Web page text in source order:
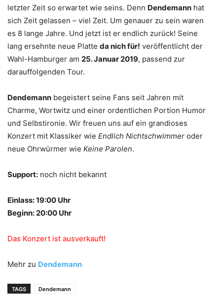
letzter Zeit so erwartet wie seins. Denn Dendemann hat
sich Zeit gelassen – viel Zeit. Um genauer zu sein waren
es 8 lange Jahre. Und jetzt ist er endlich zurück! Seine
lang ersehnte neue Platte da nich für! veröffentlicht der
Wahl-Hamburger am 25. Januar 2019, passend zur
darauffolgenden Tour.
Dendemann begeistert seine Fans seit Jahren mit
Charme, Wortwitz und einer ordentlichen Portion Humor
und Selbstironie. Wir freuen uns auf ein grandioses
Konzert mit Klassiker wie Endlich Nichtschwimmer oder
neue Ohrwürmer wie Keine Parolen.
Support: noch nicht bekannt
Einlass: 19:00 Uhr
Beginn: 20:00 Uhr
Das Konzert ist ausverkauft!
Mehr zu Dendemann
TAGS Dendemann